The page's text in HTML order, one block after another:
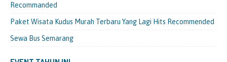
Recommanded
Paket Wisata Kudus Murah Terbaru Yang Lagi Hits Recommended
Sewa Bus Semarang